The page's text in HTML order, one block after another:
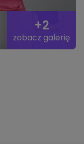
+2
zobacz galerię